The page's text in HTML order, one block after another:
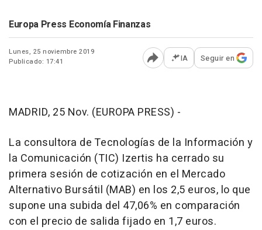
Europa Press Economía Finanzas
Lunes, 25 noviembre 2019
Publicado: 17:41
Abrir opciones para
IA Seguir en
MADRID, 25 Nov. (EUROPA PRESS) -
La consultora de Tecnologías de la Información y
la Comunicación (TIC) Izertis ha cerrado su
primera sesión de cotización en el Mercado
Alternativo Bursátil (MAB) en los 2,5 euros, lo que
supone una subida del 47,06% en comparación
con el precio de salida fijado en 1,7 euros.